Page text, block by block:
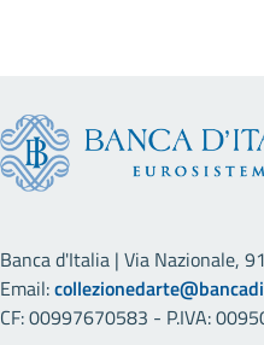
Banca d'Italia | Via Nazionale,
Email:
CF: 00997670583 - P.IVA: